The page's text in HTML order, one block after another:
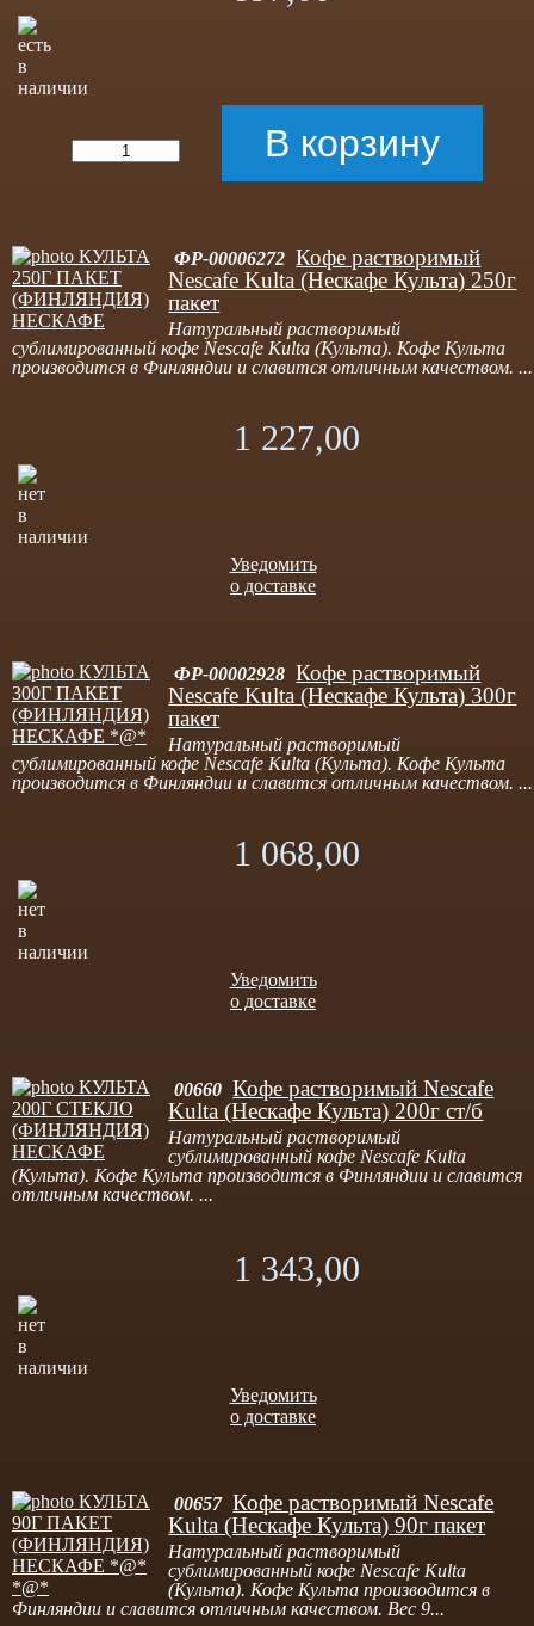
ФР-00006272 Кофе растворимый
Nescafe Kulta (Нескафе Культа) 250г
пакет
Натуральный растворимый
сублимированный кофе Nescafe Kulta (Культа). Кофе Культа
производится в Финляндии и славится отличным качеством. ...
1 227,00
Уведомить
о доставке
ФР-00002928 Кофе растворимый
Nescafe Kulta (Нескафе Культа) 300г
пакет
Натуральный растворимый
сублимированный кофе Nescafe Kulta (Культа). Кофе Культа
производится в Финляндии и славится отличным качеством. ...
1 068,00
Уведомить
о доставке
00660 Кофе растворимый Nescafe
Kulta (Нескафе Культа) 200г ст/б
Натуральный растворимый
сублимированный кофе Nescafe Kulta
(Культа). Кофе Культа производится в Финляндии и славится
отличным качеством. ...
1 343,00
Уведомить
о доставке
00657 Кофе растворимый Nescafe
Kulta (Нескафе Культа) 90г пакет
Натуральный растворимый
сублимированный кофе Nescafe Kulta
(Культа). Кофе Культа производится в
Финляндии и славится отличным качеством. Вес 9...